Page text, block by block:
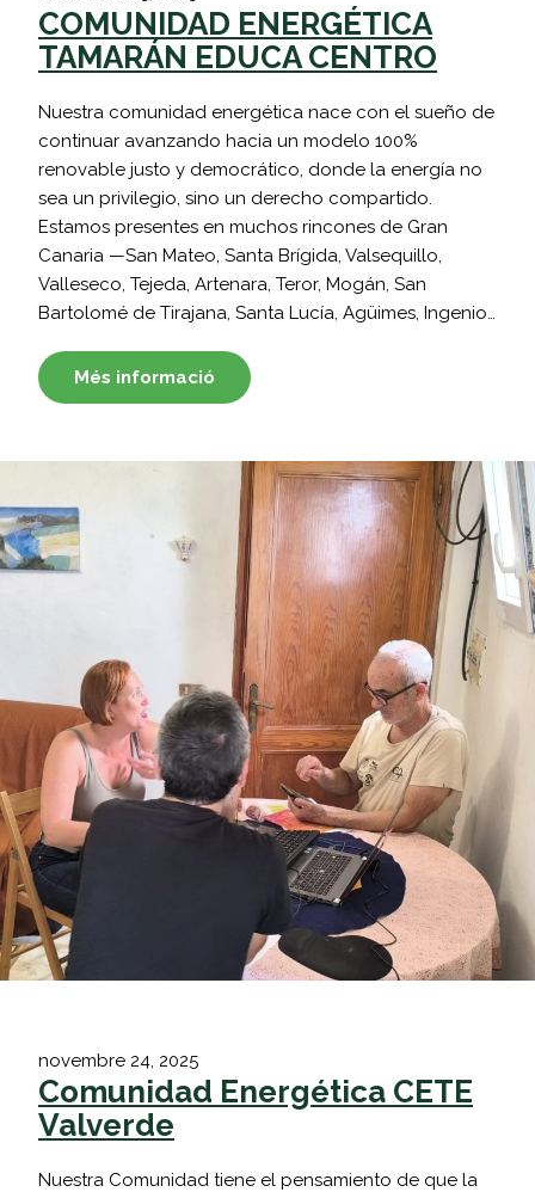
COMUNIDAD ENERGÉTICA
TAMARÁN EDUCA CENTRO
Nuestra comunidad energética nace con el sueño de
continuar avanzando hacia un modelo 100%
renovable justo y democrático, donde la energía no
sea un privilegio, sino un derecho compartido.
Estamos presentes en muchos rincones de Gran
Canaria —San Mateo, Santa Brígida, Valsequillo,
Valleseco, Tejeda, Artenara, Teror, Mogán, San
Bartolomé de Tirajana, Santa Lucía, Agüimes, Ingenio…
Més informació
novembre 24, 2025
Comunidad Energética CETE
Valverde
Nuestra Comunidad tiene el pensamiento de que la